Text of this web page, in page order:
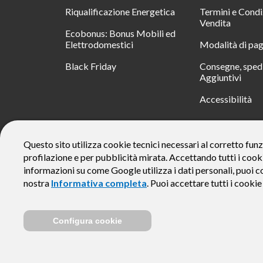
Riqualificazione Energetica
Ecobonus: Bonus Mobili ed
Elettrodomestici
Black Friday
Termini e
Vendita
Modalità di
Consegne,
Aggiuntivi
Accessibilità
Messaggio pubblicitario con finalità promozionale. Offerta di
rate da € 40 costi accessori dell’offerta azzerati. Importo
responsabile e di conoscere eventuali altre offerte
Questo sito utilizza cookie tecnici necessari al corretto
profilazione e per pubblicità mirata. Accettando tutti i
informazioni su come Google utilizza i dati personali, puoi
nostra Informativa completa. Puoi accettare tutti i
Configura cookie